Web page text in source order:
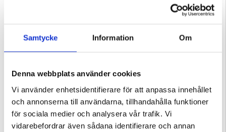
Samtycke Information Om
Denna webbplats använder cookies
Vi använder enhetsidentifierare för att anpassa innehållet
och annonserna till användarna, tillhandahålla funktioner
för sociala medier och analysera vår trafik. Vi
vidarebefordrar även sådana identifierare och annan
LIVE CHAT
Beskrivning
Detta klassiska fodral med fliplucka ger perfekt skydd till din Samsung Galaxy
S21 5G mot repor och stötar som kan uppstå i vardagen. Flipfodralet är
med din Samsung Galaxy S21 5G.
Egenskaper:
- Designat med en klassisk men elegant yta
- Fliplucka med ett säkert magnetlås